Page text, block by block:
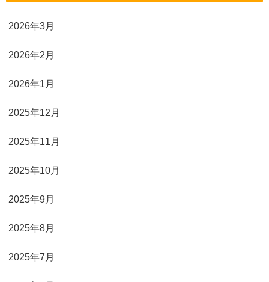
2026年3月
2026年2月
2026年1月
2025年12月
2025年11月
2025年10月
2025年9月
2025年8月
2025年7月